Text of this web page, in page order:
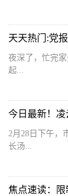
天天热门:党
夜深了，忙完
起...
今日最新！
2月28日下午，
长汤...